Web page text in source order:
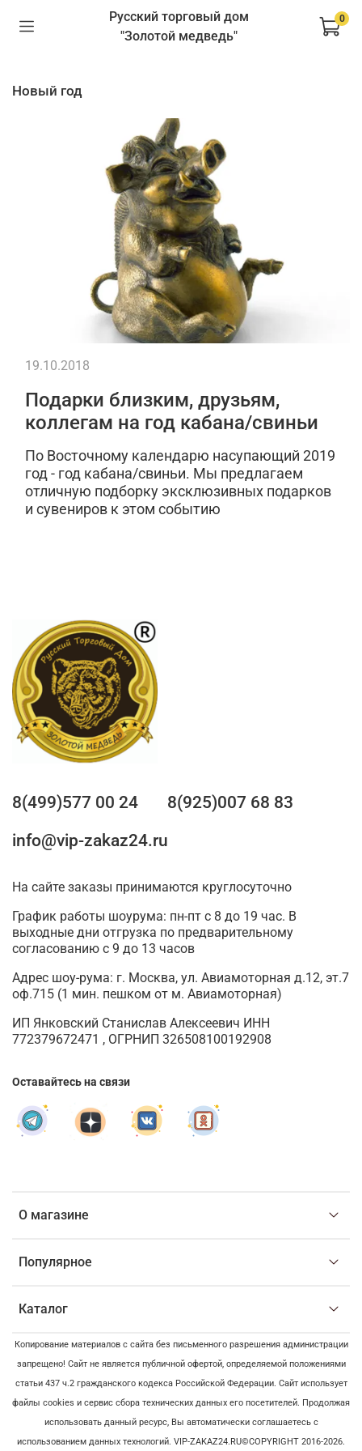
Русский торговый дом
"Золотой медведь"
0
новый год
Подарки близким, друзьям,
коллегам на год кабана/свиньи
По Восточному календарю насупающий 2019
год - год кабана/свиньи. Мы предлагаем
отличную подборку эксклюзивных подарков
и сувениров к этом событию
19.10.2018
О магазине
Популярное
Каталог
8(499)577 00 24
8(925)007 68 83
info@vip-zakaz24.ru
На сайте заказы принимаются круглосуточно
График работы шоурума: пн-пт с 8 до 19 час. В
выходные дни отгрузка по предварительному
согласованию с 9 до 13 часов
Адрес шоу-рума: г. Москва, ул. Авиамоторная д.12, эт.7
оф.715 (1 мин. пешком от м. Авиамоторная)
ИП Янковский Станислав Алексеевич ИНН
772379672471 , ОГРНИП 326508100192908
Оставайтесь на связи
Копирование материалов с сайта без письменного разрешения администрации
запрещено! Сайт не является публичной офертой, определяемой положениями
статьи 437 ч.2 гражданского кодекса Российской Федерации. Сайт использует
файлы cookies и сервис сбора технических данных его посетителей. Продолжая
использовать данный ресурс, Вы автоматически соглашаетесь с
использованием данных технологий. VIP-ZAKAZ24.RU©COPYRIGHT 2016-2026.